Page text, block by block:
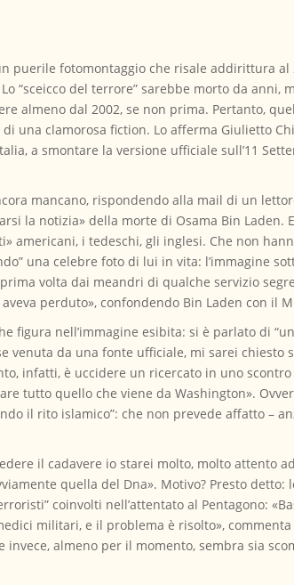
puerile fotomontaggio che risale addirittura al
“sceicco del terrore” sarebbe morto da anni,
almeno dal 2002, se non prima. Pertanto,
una clamorosa fiction. Lo afferma Giulietto
a smontare la versione ufficiale sull’11
mancano, rispondendo alla mail di un
la notizia» della morte di Osama Bin Laden.
americani, i tedeschi, gli inglesi. Che non
una celebre foto di lui in vita: l’immagine
volta dai meandri di qualche servizio
perduto», confondendo Bin Laden con il
figura nell’immagine esibita: si è parlato di
venuta da una fonte ufficiale, mi sarei chiesto
infatti, è uccidere un ricercato in uno
tutto quello che viene da Washington».
il rito islamico”: che non prevede affatto –
il cadavere io starei molto, molto attento
quella del Dna». Motivo? Presto detto:
coinvolti nell’attentato al Pentagono:
militari, e il problema è risolto», commenta
invece, almeno per il momento, sembra sia